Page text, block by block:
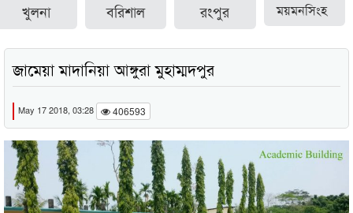
খুলনা বরিশাল রংপুর ময়মনসিংহ
জামেয়া মাদানিয়া আঙ্গুরা মুহাম্মদপুর
May 17 2018, 03:28 406593